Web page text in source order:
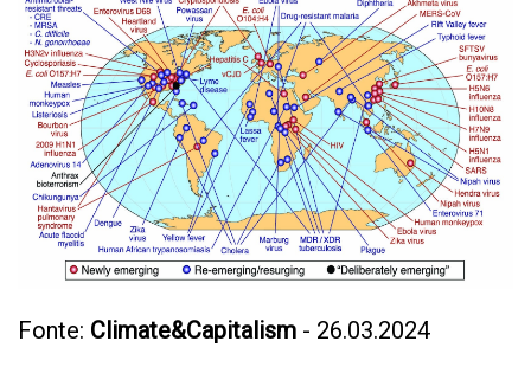
Fonte: Climate&Capitalism - 26.03.2024